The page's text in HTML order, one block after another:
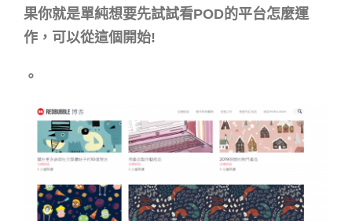
果你就是單純想要先試試看POD的平台怎麼運
作，可以從這個開始!
。